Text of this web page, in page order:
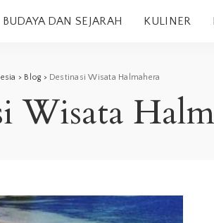
BUDAYA DAN SEJARAH KULINER
> Blog > Destinasi Wisata Halmahera
Wisata